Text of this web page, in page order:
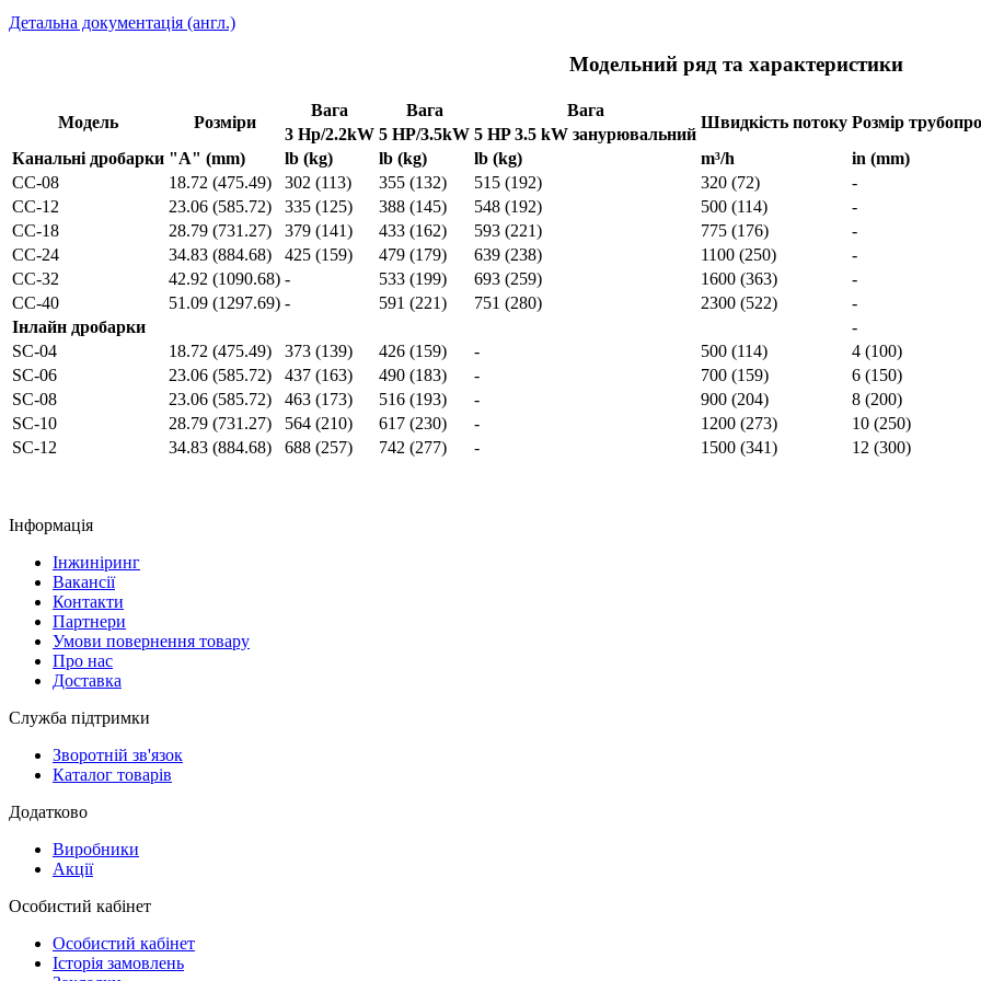
Детальна документація (англ.)
Модельний ряд та характеристики
Модель Розміри
Вага Вага Вага
Швидкість потоку Розмір
3 Hp/2.2kW 5 HP/3.5kW 5 HP 3.5 kW занурювальний
Канальні дробарки "А" (mm) lb (kg) lb (kg) lb (kg) m³/h
in (mm)
CC-08
18.72 (475.49) 302 (113) 355 (132) 515 (192) 320 (72)
-
CC-12
23.06 (585.72) 335 (125) 388 (145) 548 (192) 500 (114)
-
CC-18
28.79 (731.27) 379 (141) 433 (162) 593 (221) 775 (176)
-
CC-24
34.83 (884.68) 425 (159) 479 (179) 639 (238) 1100 (250)
-
CC-32
42.92 (1090.68) - 533 (199) 693 (259) 1600 (363)
-
CC-40
51.09 (1297.69) - 591 (221) 751 (280) 2300 (522)
-
Інлайн дробарки
-
SC-04
18.72 (475.49) 373 (139) 426 (159) - 500 (114)
4 (100)
SC-06
23.06 (585.72) 437 (163) 490 (183) - 700 (159)
6 (150)
SC-08
23.06 (585.72) 463 (173) 516 (193) - 900 (204)
8 (200)
SC-10
28.79 (731.27) 564 (210) 617 (230) - 1200 (273)
10 (250)
SC-12
34.83 (884.68) 688 (257) 742 (277) - 1500 (341) 12 (300)
Інформація
Інжиніринг
Вакансії
Контакти
Партнери
Умови повернення товару
Про нас
Доставка
Служба підтримки
Зворотній зв'язок
Каталог товарів
Додатково
Виробники
Акції
Особистий кабінет
Особистий кабінет
Історія замовлень